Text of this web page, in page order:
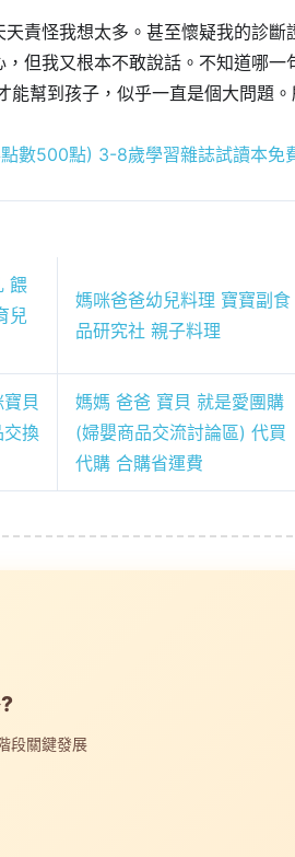
責怪我想太多。甚至懷疑我的診斷
但我又根本不敢說話。不知道哪一
能幫到孩子，似乎一直是個大問題
數500點) 3-8歲學習雜誌試讀本免
餵
兒
媽咪爸爸幼兒料理 寶寶副食
品研究社 親子料理
貝
交換
媽媽 爸爸 寶貝 就是愛團購
(婦嬰商品交流討論區) 代買
代購 合購省運費
段關鍵發展